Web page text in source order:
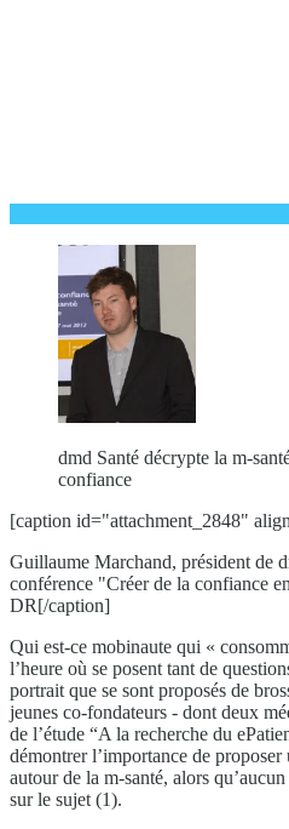
dmd Santé décrypte la m-
confiance
[caption id="attachment_2848"
Guillaume Marchand, président de
conférence "Créer de la confiance
DR[/caption]
Qui est-ce mobinaute qui «
l’heure où se posent tant de
portrait que se sont proposés de
jeunes co-fondateurs - dont deux
de l’étude “A la recherche du
démontrer l’importance de
autour de la m-santé, alors
sur le sujet (1).